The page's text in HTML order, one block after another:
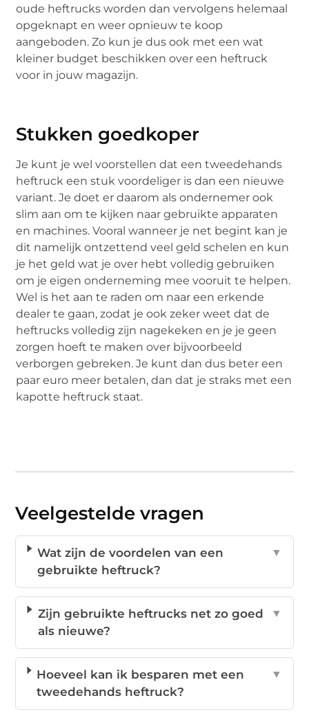
oude heftrucks worden dan vervolgens helemaal
opgeknapt en weer opnieuw te koop
aangeboden. Zo kun je dus ook met een wat
kleiner budget beschikken over een heftruck
voor in jouw magazijn.
Stukken goedkoper
Je kunt je wel voorstellen dat een tweedehands
heftruck een stuk voordeliger is dan een nieuwe
variant. Je doet er daarom als ondernemer ook
slim aan om te kijken naar gebruikte apparaten
en machines. Vooral wanneer je net begint kan je
dit namelijk ontzettend veel geld schelen en kun
je het geld wat je over hebt volledig gebruiken
om je eigen onderneming mee vooruit te helpen.
Wel is het aan te raden om naar een erkende
dealer te gaan, zodat je ook zeker weet dat de
heftrucks volledig zijn nagekeken en je je geen
zorgen hoeft te maken over bijvoorbeeld
verborgen gebreken. Je kunt dan dus beter een
paar euro meer betalen, dan dat je straks met een
kapotte heftruck staat.
Veelgestelde vragen
Wat zijn de voordelen van een
gebruikte heftruck?
▼
Zijn gebruikte heftrucks net zo goed
als nieuwe?
▼
Hoeveel kan ik besparen met een
tweedehands heftruck?
▼